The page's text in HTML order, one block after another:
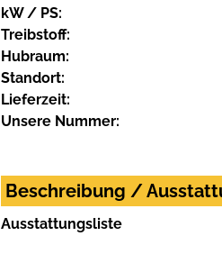
kW / PS:
Treibstoff:
Hubraum:
Standort:
Lieferzeit:
Unsere Nummer:
Beschreibung /
Ausstattungsliste